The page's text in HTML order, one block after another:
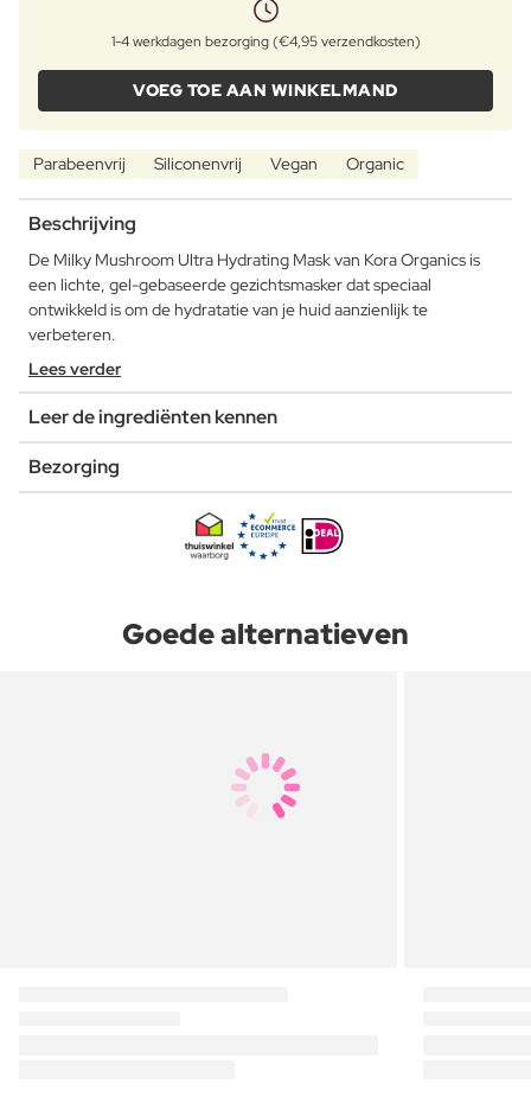
1-4 werkdagen bezorging (€4,95 verzendkosten)
VOEG TOE AAN WINKELMAND
Parabeenvrij Siliconenvrij Vegan Organic
Beschrijving
De Milky Mushroom Ultra Hydrating Mask van Kora Organics is
een lichte, gel-gebaseerde gezichtsmasker dat speciaal
ontwikkeld is om de hydratatie van je huid aanzienlijk te
verbeteren.
Lees verder
Leer de ingrediënten kennen
Bezorging
Goede alternatieven